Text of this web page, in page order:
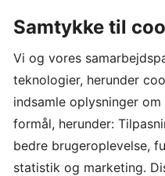
HANDEL PÅ
BETALING
PENGENE RETUR
Samtykke til
Vi og vores
teknologier, herunder
indsamle oplysninger
formål, herunder:
bedre brugeroplevelse,
statistik og marketing.